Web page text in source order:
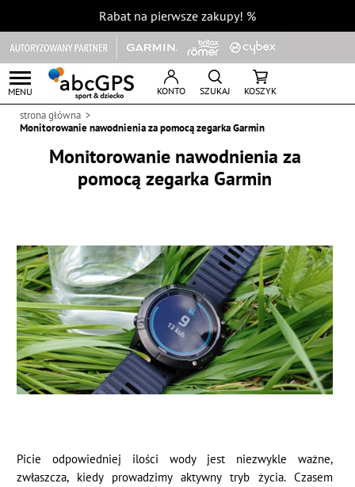
Rabat na pierwsze zakupy! %
MENU KONTO SZUKAJ KOSZYK
strona główna
Monitorowanie nawodnienia za pomocą zegarka Garmin
Monitorowanie nawodnienia za
pomocą zegarka Garmin
Picie odpowiedniej ilości wody jest niezwykle ważne,
zwłaszcza, kiedy prowadzimy aktywny tryb życia. Czasem